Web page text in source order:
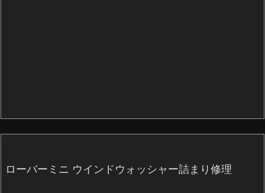
ローバーミニ ウインドウォッシャー詰まり修理